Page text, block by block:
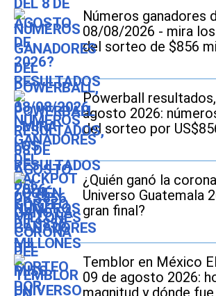
Números ganadores
08/08/2026 - mira
del sorteo de $856
Powerball
agosto 2026:
del sorteo por
¿Quién ganó la
Universo Guatemala
gran final?
Temblor en México
09 de agosto 2026:
magnitud y dónde